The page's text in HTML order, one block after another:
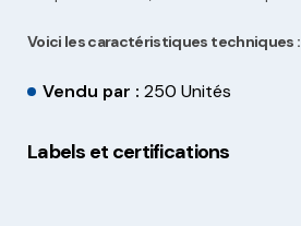
Voici les caractéristiques techniques :
Vendu par : 250 Unités
Labels et certifications